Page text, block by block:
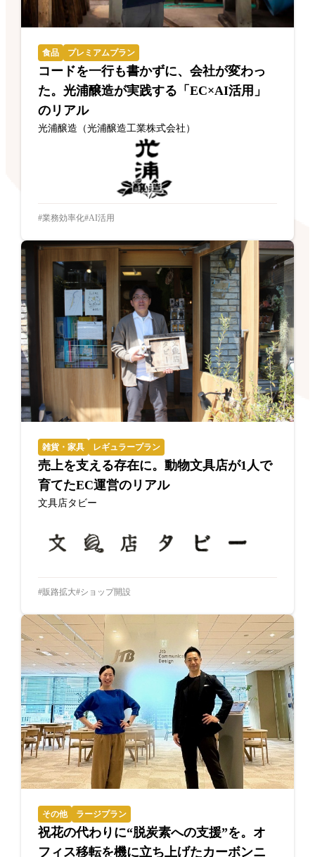
食品 プレミアムプラン
コードを一行も書かずに、会社が変わっ
た。光浦醸造が実践する「EC×AI活用」
のリアル
光浦醸造（光浦醸造工業株式会社）
業務効率化 AI活用
雑貨・家具 レギュラープラン
売上を支える存在に。動物文具店が1人で
育てたEC運営のリアル
文具店タビー
販路拡大 ショップ開設
その他 ラージプラン
祝花の代わりに“脱炭素への支援”を。オ
フィス移転を機に立ち上げたカーボンニ